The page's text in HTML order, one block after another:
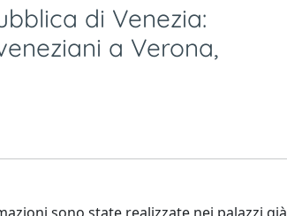
di Venezia:
a Verona,